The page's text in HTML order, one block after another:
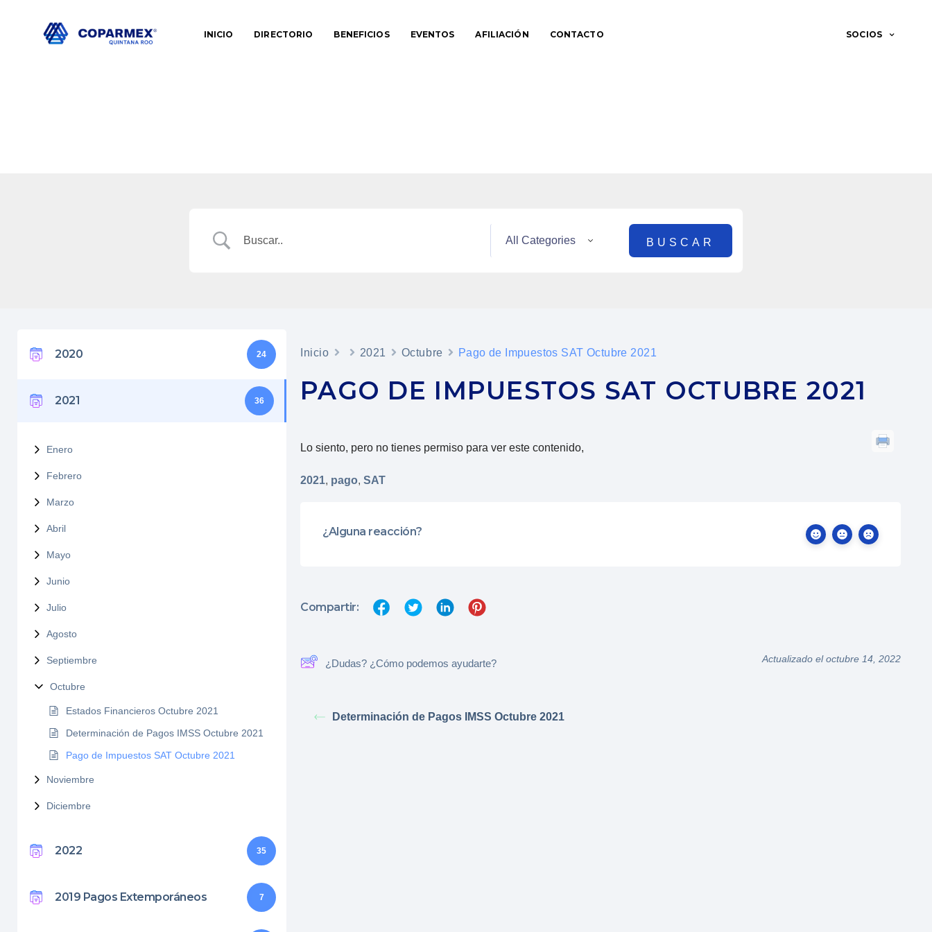
INICIO DIRECTORIO BENEFICIOS EVENTOS AFILIACIÓN CONTACTO SOCIOS
2020 24
2021 36
Enero
Febrero
Marzo
Abril
Mayo
Junio
Julio
Agosto
Septiembre
Octubre
Estados Financieros Octubre 2021
Determinación de Pagos IMSS Octubre 2021
Pago de Impuestos SAT Octubre 2021
Noviembre
Diciembre
2022 35
2019 Pagos Extemporáneos 7
Inicio 2021 Octubre Pago de Impuestos SAT Octubre 2021
PAGO DE IMPUESTOS SAT OCTUBRE 2021
Lo siento, pero no tienes permiso para ver este contenido,
2021, pago,SAT
¿Alguna reacción?
Compartir:
¿Dudas? ¿Cómo podemos ayudarte? Actualizado el octubre 14, 2022
Determinación de Pagos IMSS Octubre 2021